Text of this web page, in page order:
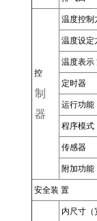
控
制
器
温度控制
温度设定
温度表示
定时器
运行功能
程序模式
传感器
附加功能
安全装 置
内尺寸（